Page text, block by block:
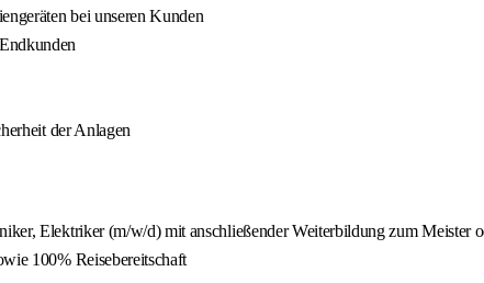
bei unseren Kunden
der Anlagen
Elektriker (m/w/d) mit anschließender Weiterbildung zum
100% Reisebereitschaft